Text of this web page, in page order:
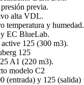
previa.
alta VDL.
temperatura y humedad.
EC BlueLab.
125 (300 m3).
125
A1 (220 m3).
modelo C2
(entrada) y 125 (salida)